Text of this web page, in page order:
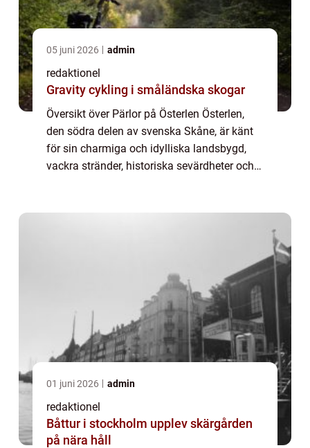
05 juni 2026 admin
redaktionel
Gravity cykling i småländska skogar
Översikt över Pärlor på Österlen Österlen,
den södra delen av svenska Skåne, är känt
för sin charmiga och idylliska landsbygd,
vackra stränder, historiska sevärdheter och
01 juni 2026 admin
redaktionel
Båttur i stockholm upplev skärgården
på nära håll